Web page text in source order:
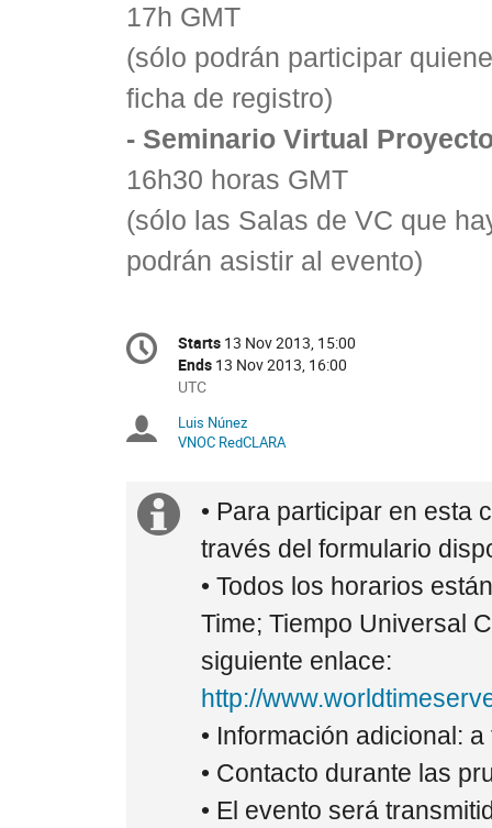
17h GMT
(sólo podrán participar
ficha de registro)
- Seminario Virtual
16h30 horas GMT
(sólo las Salas de VC que
podrán asistir al evento)
Conference
information
Date/Time
Starts 13 Nov 2013, 15:00
Ends 13 Nov 2013, 16:00
All
are
in
UTC
Chairpersons
Luis Núnez
VNOC RedCLARA
Extra
information
• Para participar en esta
través del formulario
• Todos los horarios
Time; Tiempo Universal
siguiente enlace:
http://
• Información adicional:
• Contacto durante las
• El evento será